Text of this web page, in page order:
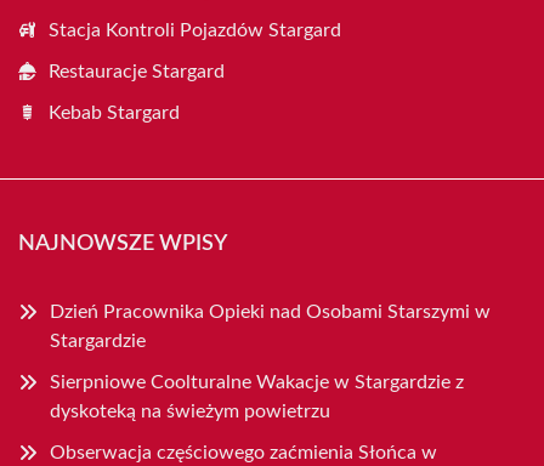
Stacja Kontroli Pojazdów Stargard
Restauracje Stargard
Kebab Stargard
NAJNOWSZE WPISY
Dzień Pracownika Opieki nad Osobami Starszymi w
Stargardzie
Sierpniowe Coolturalne Wakacje w Stargardzie z
dyskoteką na świeżym powietrzu
Obserwacja częściowego zaćmienia Słońca w